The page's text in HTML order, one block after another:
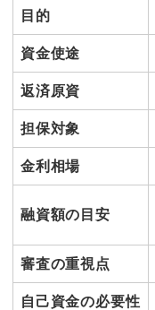
目的
資金使途
返済原資
担保対象
金利相場
融資額の目安
審査の重視点
自己資金の必要性